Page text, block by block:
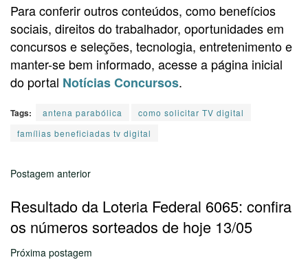
Para conferir outros conteúdos, como benefícios
sociais, direitos do trabalhador, oportunidades em
concursos e seleções, tecnologia, entretenimento e
manter-se bem informado, acesse a página inicial
do portal Notícias Concursos.
Tags: antena parabólica
como solicitar TV digital
famílias beneficiadas tv digital
Postagem anterior
Resultado da Loteria Federal 6065: confira
os números sorteados de hoje 13/05
Próxima postagem